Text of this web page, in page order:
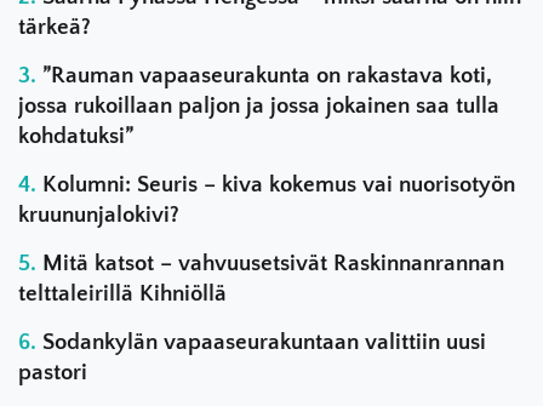
tärkeä?
”Rauman vapaaseurakunta on rakastava koti,
jossa rukoillaan paljon ja jossa jokainen saa tulla
kohdatuksi”
Kolumni: Seuris – kiva kokemus vai nuorisotyön
kruununjalokivi?
Mitä katsot – vahvuusetsivät Raskinnanrannan
telttaleirillä Kihniöllä
Sodankylän vapaaseurakuntaan valittiin uusi
pastori